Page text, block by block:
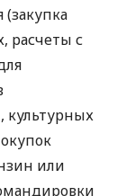
расчеты с
или